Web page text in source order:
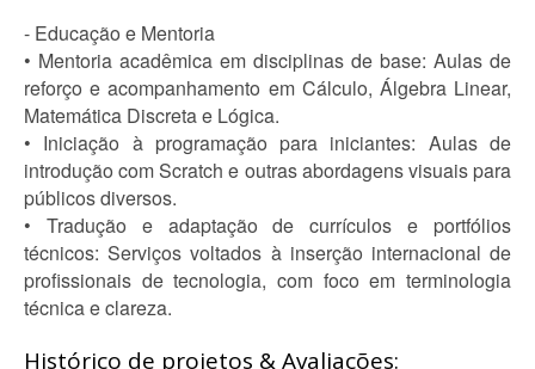
- Educação e Mentoria
• Mentoria acadêmica em disciplinas de base: Aulas de
reforço e acompanhamento em Cálculo, Álgebra Linear,
Matemática Discreta e Lógica.
• Iniciação à programação para iniciantes: Aulas de
introdução com Scratch e outras abordagens visuais para
públicos diversos.
• Tradução e adaptação de currículos e portfólios
técnicos: Serviços voltados à inserção internacional de
profissionais de tecnologia, com foco em terminologia
técnica e clareza.
Histórico de projetos & Avaliações: